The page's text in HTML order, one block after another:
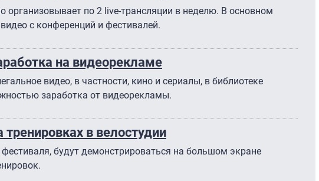
организовывает по 2 live-трансляции в неделю. В основном
с конференций и фестивалей.
на видеорекламе
видео, в частности, кино и сериалы, в библиотеке
заработка от видеорекламы.
в велостудии
будут демонстрироваться на большом экране